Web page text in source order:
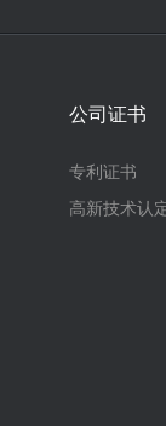
公司证书
专利证书
高新技术认